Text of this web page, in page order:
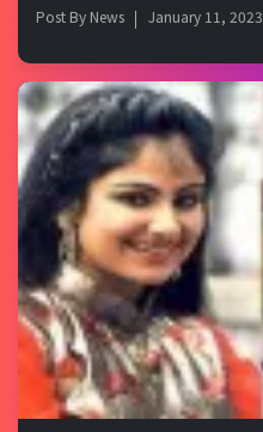
Post By News January 11, 2023